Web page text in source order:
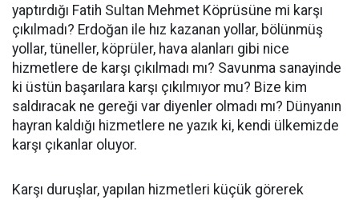
yaptırdığı Fatih Sultan Mehmet Köprüsüne mi karşı
çıkılmadı? Erdoğan ile hız kazanan yollar, bölünmüş
yollar, tüneller, köprüler, hava alanları gibi nice
hizmetlere de karşı çıkılmadı mı? Savunma sanayinde
ki üstün başarılara karşı çıkılmıyor mu? Bize kim
saldıracak ne gereği var diyenler olmadı mı? Dünyanın
hayran kaldığı hizmetlere ne yazık ki, kendi ülkemizde
karşı çıkanlar oluyor.
Karşı duruşlar, yapılan hizmetleri küçük görerek